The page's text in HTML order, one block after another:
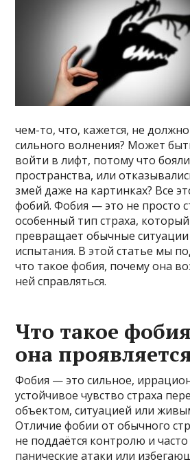
чем-то, что, кажется, не
сильного волнения? Может
войти в лифт, потому что
пространства, или
змей даже на картинках? Все
фобий. Фобия — это не просто
особенный тип страха,
превращает обычные
испытания. В этой статье мы
что такое фобия, почему она
ней справляться.
Что такое
она
Фобия — это сильное,
устойчивое чувство страха
объектом, ситуацией или
Отличие фобии от обычного
не поддаётся контролю и
панические атаки или